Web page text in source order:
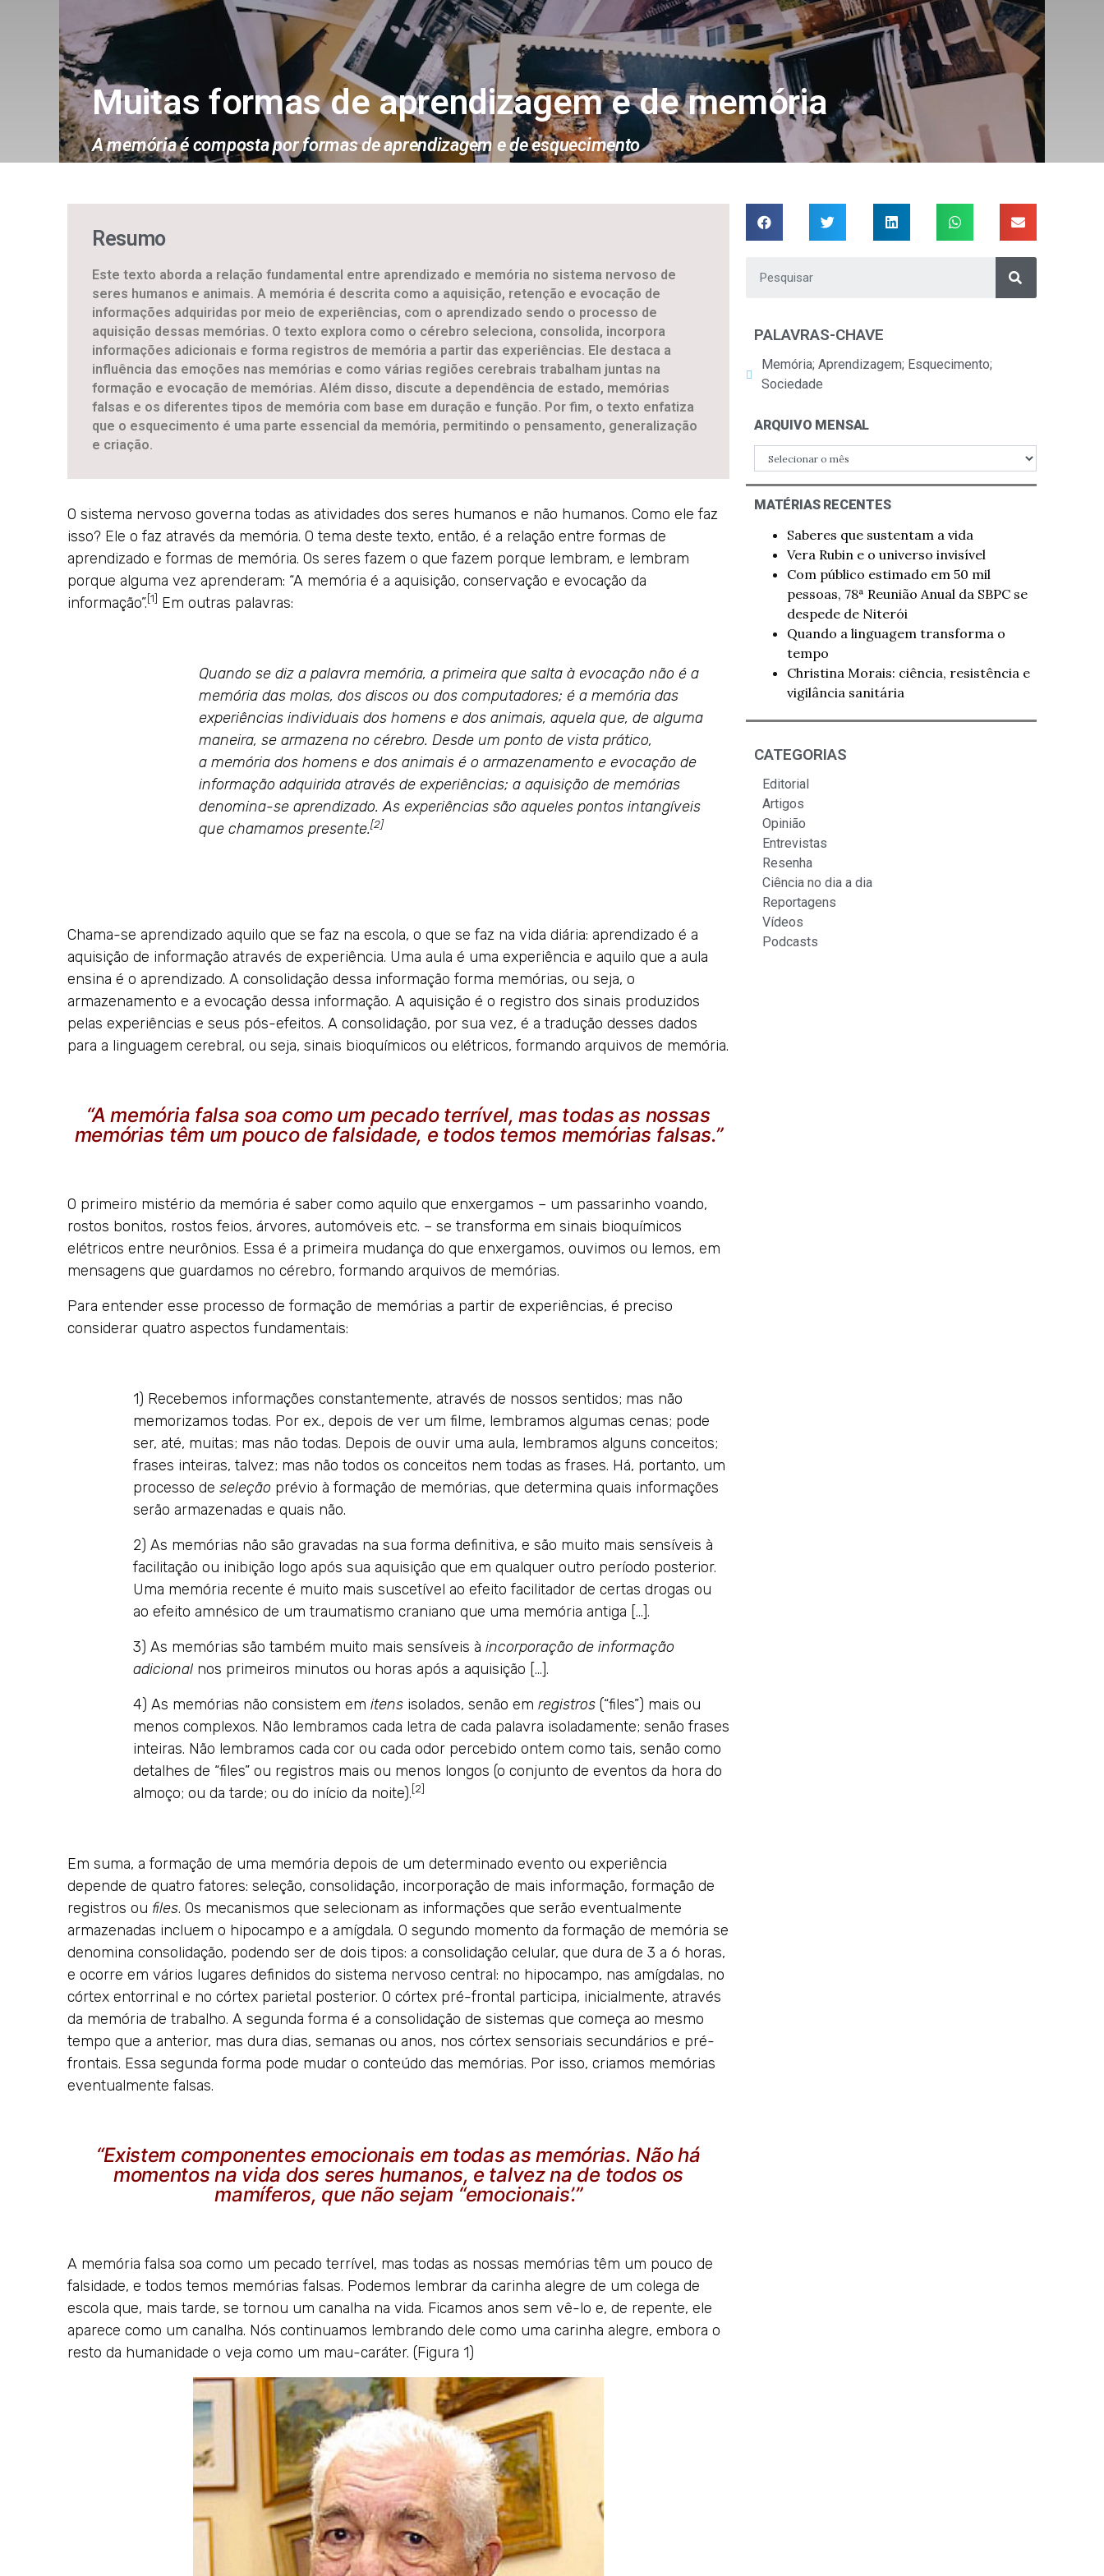
Muitas formas de aprendizagem e de memória
A memória é composta por formas de aprendizagem e de esquecimento
Resumo
Este texto aborda a relação fundamental entre aprendizado e memória no sistema nervoso de
seres humanos e animais. A memória é descrita como a aquisição, retenção e evocação de
informações adquiridas por meio de experiências, com o aprendizado sendo o processo de
aquisição dessas memórias. O texto explora como o cérebro seleciona, consolida, incorpora
informações adicionais e forma registros de memória a partir das experiências. Ele destaca a
influência das emoções nas memórias e como várias regiões cerebrais trabalham juntas na
formação e evocação de memórias. Além disso, discute a dependência de estado, memórias
falsas e os diferentes tipos de memória com base em duração e função. Por fim, o texto enfatiza
que o esquecimento é uma parte essencial da memória, permitindo o pensamento, generalização
e criação.
O sistema nervoso governa todas as atividades dos seres humanos e não humanos. Como ele faz
isso? Ele o faz através da memória. O tema deste texto, então, é a relação entre formas de
aprendizado e formas de memória. Os seres fazem o que fazem porque lembram, e lembram
porque alguma vez aprenderam: “A memória é a aquisição, conservação e evocação da
informação”.[1] Em outras palavras:
Quando se diz a palavra memória, a primeira que salta à evocação não é a
memória das molas, dos discos ou dos computadores; é a memória das
experiências individuais dos homens e dos animais, aquela que, de alguma
maneira, se armazena no cérebro. Desde um ponto de vista prático,
a memória dos homens e dos animais é o armazenamento e evocação de
informação adquirida através de experiências; a aquisição de memórias
denomina-se aprendizado. As experiências são aqueles pontos intangíveis
que chamamos presente.[2]
Chama-se aprendizado aquilo que se faz na escola, o que se faz na vida diária: aprendizado é a
aquisição de informação através de experiência. Uma aula é uma experiência e aquilo que a aula
ensina é o aprendizado. A consolidação dessa informação forma memórias, ou seja, o
armazenamento e a evocação dessa informação. A aquisição é o registro dos sinais produzidos
pelas experiências e seus pós-efeitos. A consolidação, por sua vez, é a tradução desses dados
para a linguagem cerebral, ou seja, sinais bioquímicos ou elétricos, formando arquivos de memória.
“A memória falsa soa como um pecado terrível, mas todas as nossas
memórias têm um pouco de falsidade, e todos temos memórias falsas.”
O primeiro mistério da memória é saber como aquilo que enxergamos – um passarinho voando,
rostos bonitos, rostos feios, árvores, automóveis etc. – se transforma em sinais bioquímicos
elétricos entre neurônios. Essa é a primeira mudança do que enxergamos, ouvimos ou lemos, em
mensagens que guardamos no cérebro, formando arquivos de memórias.
Para entender esse processo de formação de memórias a partir de experiências, é preciso
considerar quatro aspectos fundamentais:
1) Recebemos informações constantemente, através de nossos sentidos; mas não
memorizamos todas. Por ex., depois de ver um filme, lembramos algumas cenas; pode
ser, até, muitas; mas não todas. Depois de ouvir uma aula, lembramos alguns conceitos;
frases inteiras, talvez; mas não todos os conceitos nem todas as frases. Há, portanto, um
processo de seleção prévio à formação de memórias, que determina quais informações
serão armazenadas e quais não.
2) As memórias não são gravadas na sua forma definitiva, e são muito mais sensíveis à
facilitação ou inibição logo após sua aquisição que em qualquer outro período posterior.
Uma memória recente é muito mais suscetível ao efeito facilitador de certas drogas ou
ao efeito amnésico de um traumatismo craniano que uma memória antiga […].
3) As memórias são também muito mais sensíveis à incorporação de informação
adicional nos primeiros minutos ou horas após a aquisição […].
4) As memórias não consistem em itens isolados, senão em registros (“files”) mais ou
menos complexos. Não lembramos cada letra de cada palavra isoladamente; senão frases
inteiras. Não lembramos cada cor ou cada odor percebido ontem como tais, senão como
detalhes de “files” ou registros mais ou menos longos (o conjunto de eventos da hora do
almoço; ou da tarde; ou do início da noite).[2]
Em suma, a formação de uma memória depois de um determinado evento ou experiência
depende de quatro fatores: seleção, consolidação, incorporação de mais informação, formação de
registros ou files. Os mecanismos que selecionam as informações que serão eventualmente
armazenadas incluem o hipocampo e a amígdala. O segundo momento da formação de memória se
denomina consolidação, podendo ser de dois tipos: a consolidação celular, que dura de 3 a 6 horas,
e ocorre em vários lugares definidos do sistema nervoso central: no hipocampo, nas amígdalas, no
córtex entorrinal e no córtex parietal posterior. O córtex pré-frontal participa, inicialmente, através
da memória de trabalho. A segunda forma é a consolidação de sistemas que começa ao mesmo
tempo que a anterior, mas dura dias, semanas ou anos, nos córtex sensoriais secundários e pré-
frontais. Essa segunda forma pode mudar o conteúdo das memórias. Por isso, criamos memórias
eventualmente falsas.
“Existem componentes emocionais em todas as memórias. Não há
momentos na vida dos seres humanos, e talvez na de todos os
mamíferos, que não sejam “emocionais’.”
A memória falsa soa como um pecado terrível, mas todas as nossas memórias têm um pouco de
falsidade, e todos temos memórias falsas. Podemos lembrar da carinha alegre de um colega de
escola que, mais tarde, se tornou um canalha na vida. Ficamos anos sem vê-lo e, de repente, ele
aparece como um canalha. Nós continuamos lembrando dele como uma carinha alegre, embora o
resto da humanidade o veja como um mau-caráter. (Figura 1)
PALAVRAS-CHAVE
Memória; Aprendizagem; Esquecimento;
Sociedade
ARQUIVO MENSAL
MATÉRIAS RECENTES
Saberes que sustentam a vida
Vera Rubin e o universo invisível
Com público estimado em 50 mil
pessoas, 78ª Reunião Anual da SBPC se
despede de Niterói
Quando a linguagem transforma o
tempo
Christina Morais: ciência, resistência e
vigilância sanitária
CATEGORIAS
Editorial
Artigos
Opinião
Entrevistas
Resenha
Ciência no dia a dia
Reportagens
Vídeos
Podcasts